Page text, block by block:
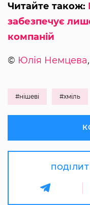
Читайте також:
забезпечує
компаній
© Юлія Немцева
#нішеві #хміль